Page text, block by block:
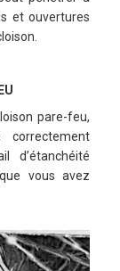
et ouvertures
pare-feu,
d’étanchéité
vous avez